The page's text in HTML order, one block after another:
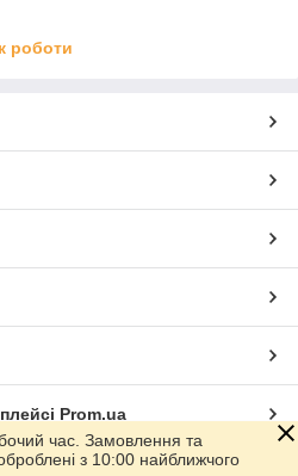
роботи
Prom.ua
час. Замовлення та
з 10:00 найближчого